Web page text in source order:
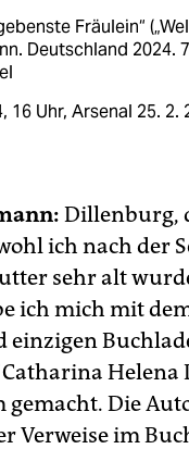
Fräulein“
Deutschland 2024.
16 Uhr, Arsenal 25. 2.
Dillenburg,
ich nach der
sehr alt
ich mich mit
einzigen
Die
Verweise im